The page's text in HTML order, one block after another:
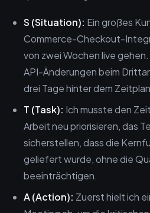
S (Situation): Ein großes
Commerce-Checkout-
von zwei Wochen live
API-Änderungen beim
drei Tage hinter dem
T (Task): Ich musste den
Arbeit neu priorisieren, das
sicherstellen, dass die
geliefert wurde, ohne die
beeinträchtigen.
A (Action): Zuerst hielt ich